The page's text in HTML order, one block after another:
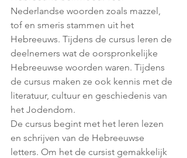
Nederlandse woorden zoals mazzel,
tof en smeris stammen uit het
Hebreeuws. Tijdens de cursus leren de
deelnemers wat de oorspronkelijke
Hebreeuwse woorden waren. Tijdens
de cursus maken ze ook kennis met de
literatuur, cultuur en geschiedenis van
het Jodendom.
De cursus begint met het leren lezen
en schrijven van de Hebreeuwse
letters. Om het de cursist gemakkelijk